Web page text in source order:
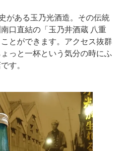
がある玉乃光酒造。その伝統
口直結の「玉乃井酒蔵 八重
とができます。アクセス抜群
っと一杯という気分の時にふ
す。